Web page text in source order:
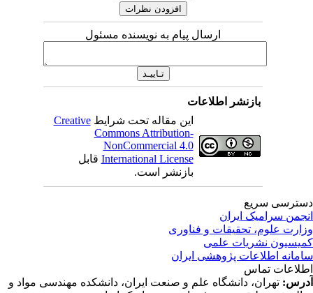
ارسال پیام به نویسنده مسئول
بازنشر اطلاعات
این مقاله تحت شرایطCreative
Commons Attribution-
NonCommercial 4.0
International Licenseقابل
بازنشر است.
سریع
سرامیک ایران
علوم، تحقیقات و فناوری
نشریات علمی
اطلاعات پژوهشی ایران
تماس
تهران، دانشگاه علم و صنعت ایران، دانشکده مهندسی مواد و